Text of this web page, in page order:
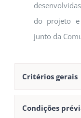
do projeto
junto da
Critérios gerais
Condições